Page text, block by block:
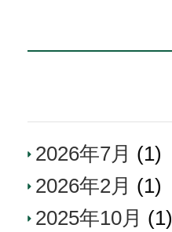
2026年7月 (1)
2026年2月 (1)
2025年10月 (1)